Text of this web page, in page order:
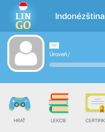
Indonézština
Úroveň/
HRAŤ LEKCIE